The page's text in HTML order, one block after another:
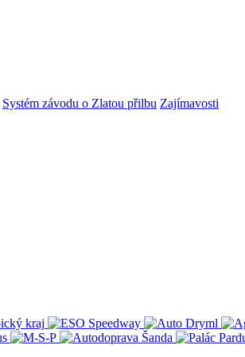
Systém závodu o Zlatou přilbu Zajímavosti